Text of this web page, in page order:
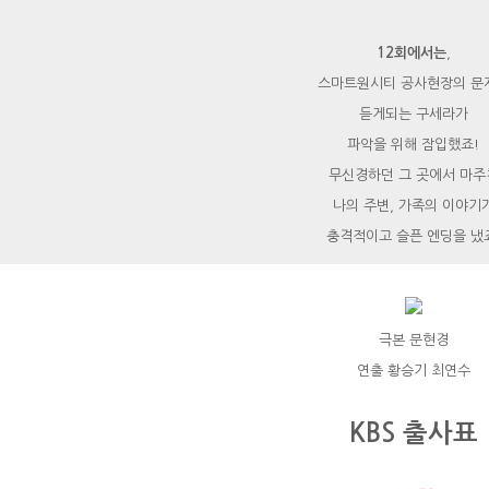
12회에서는,
스마트원시티 공사현장의 문
듣게되는 구세라가
파악을 위해 잠입했죠!
무신경하던 그 곳에서 마주
나의 주변, 가족의 이야기
충격적이고 슬픈 엔딩을 냈
극본 문현경
연출 황승기 최연수
KBS 출사표